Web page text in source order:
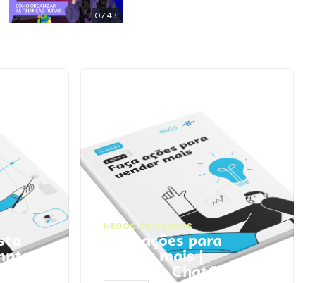
07:43
NEGÓCIOS, VENDAS
Faça ações para
vender mais |
Prompts ChatGPT